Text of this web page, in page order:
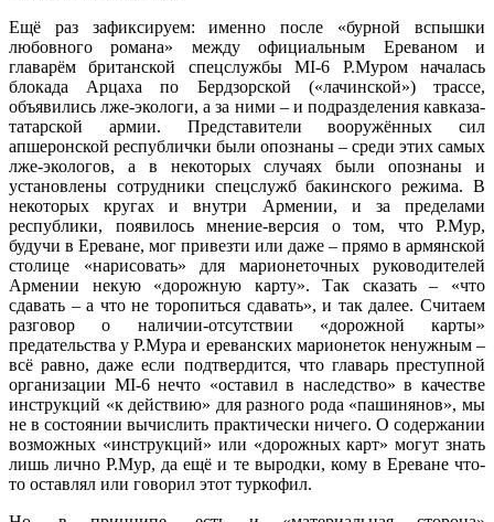
Ещё раз зафиксируем: именно после «бурной вспышки
любовного романа» между официальным Ереваном и
главарём британской спецслужбы MI-6 Р.Муром началась
блокада Арцаха по Бердзорской («лачинской») трассе,
объявились лже-экологи, а за ними – и подразделения кавказа-
татарской армии. Представители вооружённых сил
апшеронской республички были опознаны – среди этих самых
лже-экологов, а в некоторых случаях были опознаны и
установлены сотрудники спецслужб бакинского режима. В
некоторых кругах и внутри Армении, и за пределами
республики, появилось мнение-версия о том, что Р.Мур,
будучи в Ереване, мог привезти или даже – прямо в армянской
столице «нарисовать» для марионеточных руководителей
Армении некую «дорожную карту». Так сказать – «что
сдавать – а что не торопиться сдавать», и так далее. Считаем
разговор о наличии-отсутствии «дорожной карты»
предательства у Р.Мура и ереванских марионеток ненужным –
всё равно, даже если подтвердится, что главарь преступной
организации MI-6 нечто «оставил в наследство» в качестве
инструкций «к действию» для разного рода «пашинянов», мы
не в состоянии вычислить практически ничего. О содержании
возможных «инструкций» или «дорожных карт» могут знать
лишь лично Р.Мур, да ещё и те выродки, кому в Ереване что-
то оставлял или говорил этот туркофил.